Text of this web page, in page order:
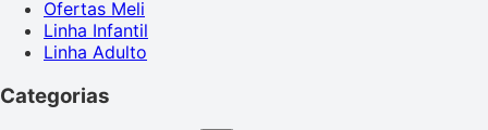
Ofertas Meli
Linha Infantil
Linha Adulto
Categorias